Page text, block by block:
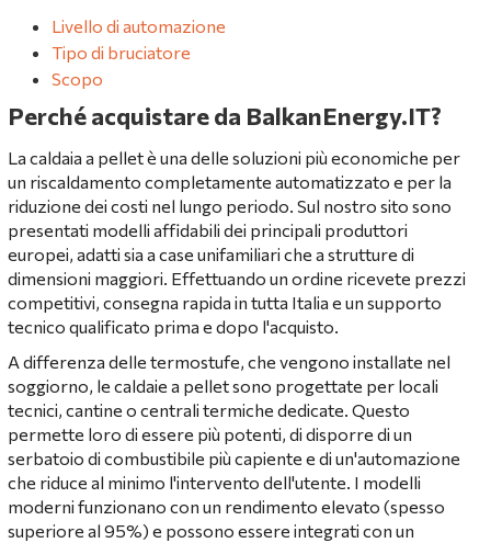
Livello di automazione
Tipo di bruciatore
Scopo
Perché acquistare da BalkanEnergy.IT?
La caldaia a pellet è una delle soluzioni più economiche per
un riscaldamento completamente automatizzato e per la
riduzione dei costi nel lungo periodo. Sul nostro sito sono
presentati modelli affidabili dei principali produttori
europei, adatti sia a case unifamiliari che a strutture di
dimensioni maggiori. Effettuando un ordine ricevete prezzi
competitivi, consegna rapida in tutta Italia e un supporto
tecnico qualificato prima e dopo l'acquisto.
A differenza delle termostufe, che vengono installate nel
soggiorno, le caldaie a pellet sono progettate per locali
tecnici, cantine o centrali termiche dedicate. Questo
permette loro di essere più potenti, di disporre di un
serbatoio di combustibile più capiente e di un'automazione
che riduce al minimo l'intervento dell'utente. I modelli
moderni funzionano con un rendimento elevato (spesso
superiore al 95%) e possono essere integrati con un